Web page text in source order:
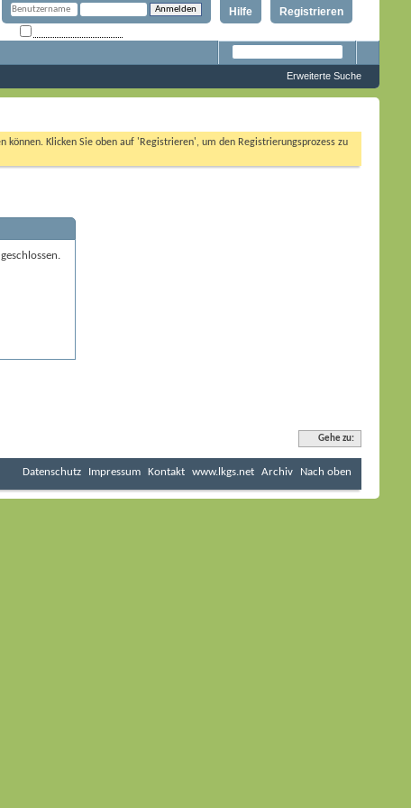
Registrieren
Hilfe
Erweiterte Suche
können. Klicken Sie oben auf 'Registrieren', um den Registrierungsprozess zu
Gehe zu:
Datenschutz Impressum Kontakt www.lkgs.net Archiv Nach oben